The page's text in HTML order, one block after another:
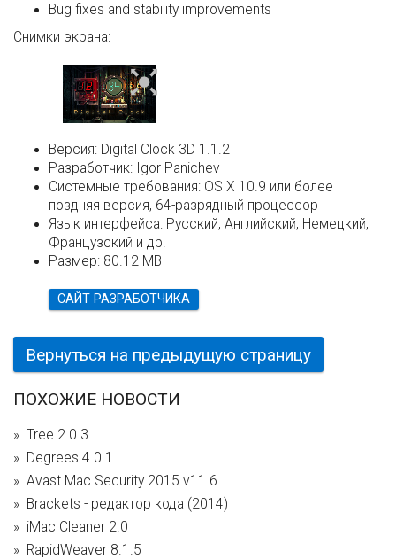
Bug fixes and stability improvements
Снимки экрана:
Версия: Digital Clock 3D 1.1.2
Разработчик: Igor Panichev
Системные требования: OS X 10.9 или более
поздняя версия, 64-разрядный процессор
Язык интерфейса: Русский, Английский, Немецкий,
Французский и др.
Размер: 80.12 MB
САЙТ РАЗРАБОТЧИКА
Вернуться на предыдущую страницу
ПОХОЖИЕ НОВОСТИ
Tree 2.0.3
Degrees 4.0.1
Avast Mac Security 2015 v11.6
Brackets - редактор кода (2014)
iMac Cleaner 2.0
RapidWeaver 8.1.5